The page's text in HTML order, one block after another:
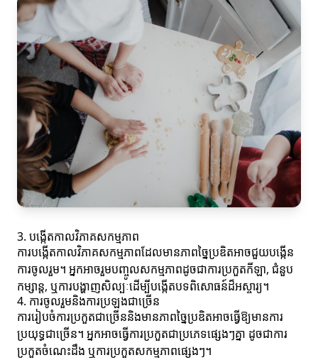
3. បង្កើតកាលវិភាគសកម្មភាព
ការបង្កើតកាលវិភាគសកម្មភាពដែលមានភាពច្នៃប្រឌិតអាចជួយបង្កើន
ការចូលរួម។ អ្នកអាចរួមបញ្ចូលសកម្មភាពដូចជាការប្រកួតកីឡា, ជំនួប
កម្សាន្ត, ឬការបង្ហាញសិល្បៈដើម្បីបង្កើតបទពិសោធន៍ដ៏អស្ចារ្យ។
4. ការចូលរួមនិងការប្រឡងជាច្រើន
ការរៀបចំការប្រកួតជាច្រើននិងមានភាពច្នៃប្រឌិតអាចធ្វើឱ្យមានការ
ប្រយុទ្ធជាច្រើន។ អ្នកអាចធ្វើការប្រកួតជាប្រភេទផ្សេងៗគ្នា ដូចជាការ
ប្រកួតចំណេះដឹង ឬការប្រកួតសកម្មភាពផ្សេងៗ។